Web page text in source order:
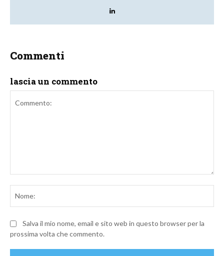
Commenti
lascia un commento
Salva il mio nome, email e sito web in questo browser per la
prossima volta che commento.